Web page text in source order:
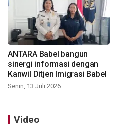
ANTARA Babel bangun
sinergi informasi dengan
Kanwil Ditjen Imigrasi Babel
Senin, 13 Juli 2026
Video